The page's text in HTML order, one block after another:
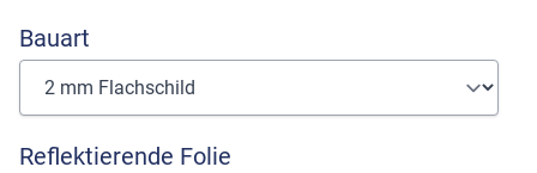
Bauart
Reflektierende Folie